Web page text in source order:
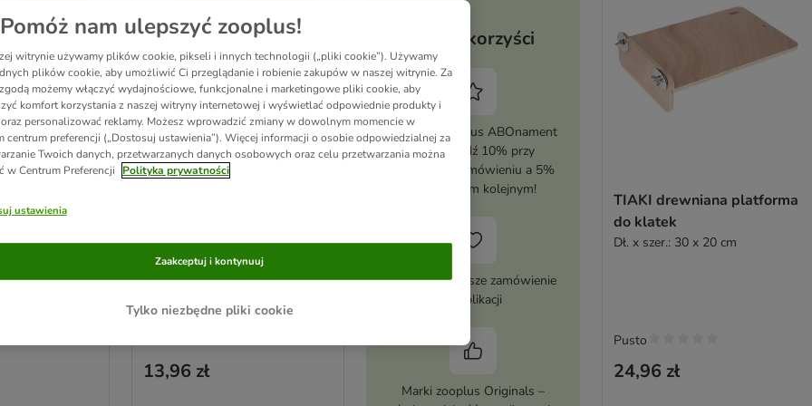
drążek do
zwierząt
dł. x szer. x wys.: 17,5 x 17,5 x
1,2 cm
13,96 zł
Twoje korzyści
Aktywuj zooplus ABOnament
i zaoszczędź 10% przy
pierwszym zamówieniu a 5%
przy każdym kolejnym!
20 zł na pierwsze zamówienie
w aplikacji
Marki zooplus Originals –
TIAKI drewniana platforma
do klatek
Dł. x szer.: 30 x 20 cm
24,96 zł
Pusto
Pomóż nam ulepszyć zooplus!
witrynie używamy plików cookie, pikseli i innych technologii („pliki cookie”). Używamy
plików cookie, aby umożliwić Ci przeglądanie i robienie zakupów w naszej witrynie. Za
możemy włączyć wydajnościowe, funkcjonalne i marketingowe pliki cookie, aby
komfort korzystania z naszej witryny internetowej i wyświetlać odpowiednie produkty i
oraz personalizować reklamy. Możesz wprowadzić zmiany w dowolnym momencie w
centrum preferencji („Dostosuj ustawienia”). Więcej informacji o osobie odpowiedzialnej za
Twoich danych, przetwarzanych danych osobowych oraz celu przetwarzania można
w Centrum Preferencji
Polityka prywatności
ustawienia
Tylko niezbędne pliki cookie
Zaakceptuj i kontynuuj